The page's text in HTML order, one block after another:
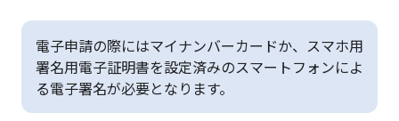
電子申請の際にはマイナンバーカードか、スマホ用
署名用電子証明書を設定済みのスマートフォンによ
る電子署名が必要となります。